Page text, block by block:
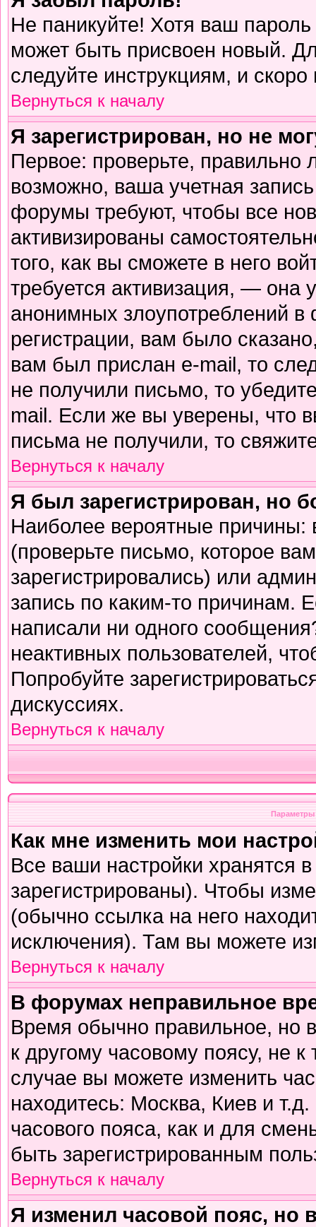
Не паникуйте! Хотя ваш
может быть присвоен новый.
следуйте инструкциям, и
Вернуться к началу
Я зарегистрирован, но не
Первое: проверьте,
возможно, ваша учетная
форумы требуют, чтобы все
активизированы
того, как вы сможете в него
требуется активизация, — она
анонимных злоупотреблений
регистрации, вам было
вам был прислан e-mail, то
не получили письмо, то
mail. Если же вы уверены, что
письма не получили, то
Вернуться к началу
Я был зарегистрирован, но
Наиболее вероятные причины:
(проверьте письмо, которое
зарегистрировались) или
запись по каким-то причинам.
написали ни одного
неактивных пользователей,
Попробуйте
дискуссиях.
Вернуться к началу
Параметры
Как мне изменить мои
Все ваши настройки хранятся
зарегистрированы). Чтобы
(обычно ссылка на него
исключения). Там вы можете
Вернуться к началу
В форумах неправильное
Время обычно правильное, но
к другому часовому поясу, не
случае вы можете изменить
находитесь: Москва, Киев и
часового пояса, как и для
быть зарегистрированным
Вернуться к началу
Я изменил часовой пояс, но